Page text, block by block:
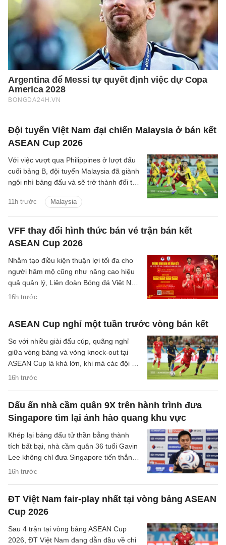
Đội tuyển Việt Nam đại chiến Malaysia ở bán kết
ASEAN Cup 2026
11h trước Malaysia
Với việc vượt qua Philippines ở lượt đấu
cuối bảng B, đội tuyển Malaysia đã giành
ngôi nhì bảng đấu và sẽ trở thành đối thủ
hành trình bảo vệ ngôi vương Đông Nam
Á.
VFF thay đổi hình thức bán vé trận bán kết
ASEAN Cup 2026
16h trước
Nhằm tạo điều kiện thuận lợi tối đa cho
người hâm mộ cũng như nâng cao hiệu
quả quản lý, Liên đoàn Bóng đá Việt Nam
(VFF) đã chính thức thông báo về việc
ASEAN Cup nghỉ một tuần trước vòng bán kết
16h trước
So với nhiều giải đấu cúp, quãng nghỉ
giữa vòng bảng và vòng knock-out tại
ASEAN Cup là khá lớn, khi mà các đội sẽ
có quãng nghỉ lên tới một tuần cho các
Dấu ấn nhà cầm quân 9X trên hành trình đưa
Singapore tìm lại ánh hào quang khu vực
16h trước
Khép lại bảng đấu tử thần bằng thành
tích bất bại, nhà cầm quân 36 tuổi Gavin
Lee không chỉ đưa Singapore tiến thẳng
vào bán kết ASEAN Cup 2026, mà còn
nhất khu vực.
ĐT Việt Nam fair-play nhất tại vòng bảng ASEAN
Cup 2026
Sau 4 trận tại vòng bảng ASEAN Cup
2026, ĐT Việt Nam đang dẫn đầu về chỉ